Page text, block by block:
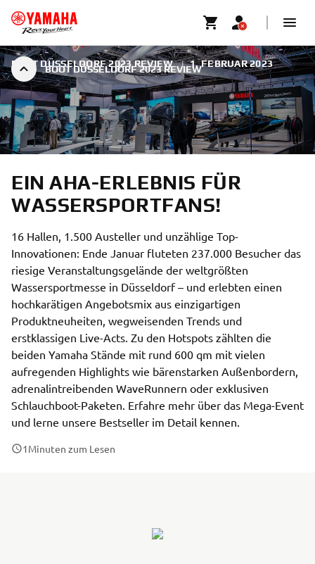
BOOT DÜSSELDORF 2023 REVIEW
BOOT DÜSSELDORF 2023 REVIEW | 1. FEBRUAR 2023
EIN AHA-ERLEBNIS FÜR
WASSERSPORTFANS!
16 Hallen, 1.500 Austeller und unzählige Top-
Innovationen: Ende Januar fluteten 237.000 Besucher das
riesige Veranstaltungsgelände der weltgrößten
Wassersportmesse in Düsseldorf – und erlebten einen
hochkarätigen Angebotsmix aus einzigartigen
Produktneuheiten, wegweisenden Trends und
erstklassigen Live-Acts. Zu den Hotspots zählten die
beiden Yamaha Stände mit rund 600 qm mit vielen
aufregenden Highlights wie bärenstarken Außenbordern,
adrenalintreibenden WaveRunnern oder exklusiven
Schlauchboot-Paketen. Erfahre mehr über das Mega-Event
und lerne unsere Bestseller im Detail kennen.
1Minuten zum Lesen